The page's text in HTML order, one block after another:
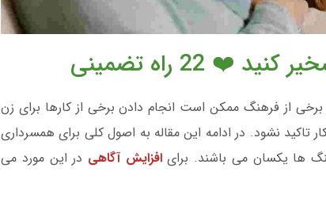
22 راه تضمینی
از فرهنگ ممکن است انجام دادن برخی از کارها برای زن
تاکید نشود. در ادامه این مقاله به اصول کلی برای همسرداری
ها یکسان می باشند. برای افزایش آگاهی در این مورد می